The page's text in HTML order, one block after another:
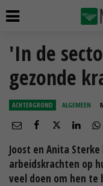
'In de
gezonde
ACHTERGROND ALGEMEEN
Joost en Anita
arbeidskrachten op
veel doen om hen te